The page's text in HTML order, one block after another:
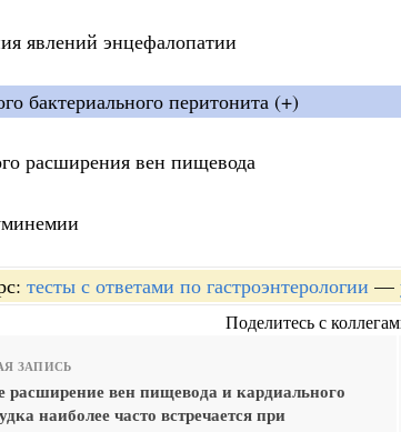
явлений энцефалопатии
бактериального перитонита (+)
расширения вен пищевода
тесты с ответами по гастроэнтерологии —
Поделитесь с
ЗАПИСЬ
расширение вен пищевода и кардиального
наиболее часто встречается при